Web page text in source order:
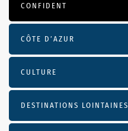
CONFIDENT
CÔTE D’AZUR
CULTURE
DESTINATIONS LOINTAINES